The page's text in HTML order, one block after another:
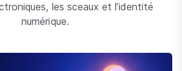
les sceaux et l’identité
numérique.